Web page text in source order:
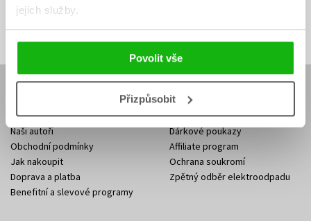
jejich služby.
Povolit vše
Přizpůsobit
Vaše e-
mailová
adresa
Vaše e-
mailová
adresa
Vaše e-mailová adresa
Aktuality
Naši autoři
Obchodní podmínky
Jak nakoupit
Doprava a platba
Benefitní a slevové programy
Knižní novinky
Dárkové poukazy
Affiliate program
Ochrana soukromí
Zpětný odběr elektroodpadu